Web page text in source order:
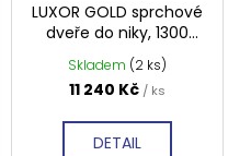
LUXOR GOLD sprchové
dveře do niky, 1300
mm, čiré sklo, GU1213G
Skladem (2 ks)
11 240 Kč / ks
DETAIL